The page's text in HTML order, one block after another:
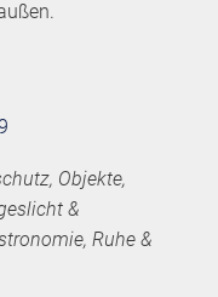
Objekte,
&
Ruhe &